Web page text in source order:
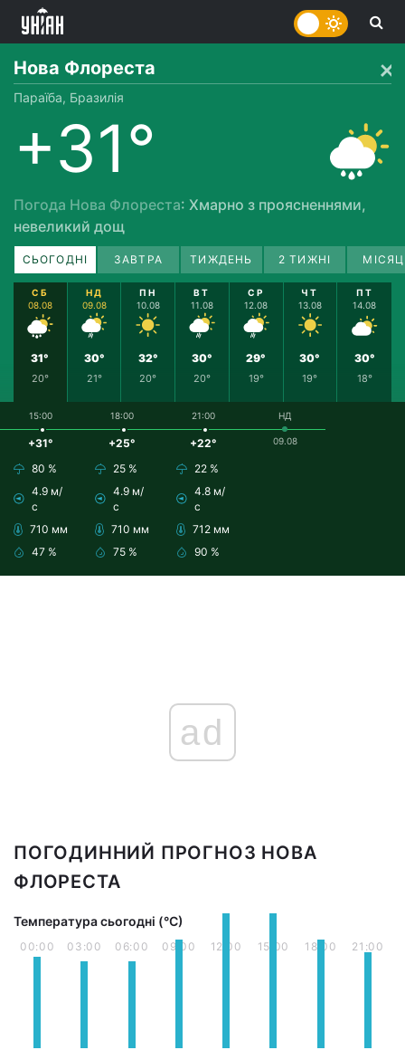
Нова Флореста
Параїба, Бразилія
+31°
Погода Нова Флореста: Хмарно з проясненнями,
невеликий дощ
СЬОГОДНІ ЗАВТРА ТИЖДЕНЬ 2 ТИЖНІ
СБ
08.08
31°
20°
НД
09.08
30°
21°
ПН
10.08
32°
20°
ВТ
11.08
30°
20°
СР
12.08
29°
19°
ЧТ
13.08
30°
19°
ПТ
14.08
30°
18°
15:00
+31°
80 %
4.9 м/
с
710 мм
47 %
18:00
+25°
25 %
4.9 м/
с
710 мм
75 %
21:00
+22°
22 %
4.8 м/
с
712 мм
90 %
НД
09.08
ad
ПОГОДИННИЙ ПРОГНОЗ НОВА
ФЛОРЕСТА
Температура сьогодні (°С)
00:00 03:00 06:00 09:00 12:00 15:00 18:00 21:00